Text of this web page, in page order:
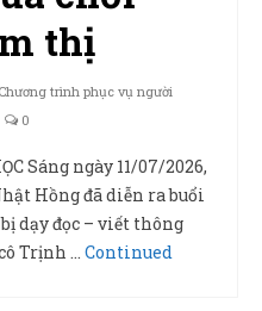
thị
Chương trình phục vụ người
0
Sáng ngày 11/07/2026,
Hồng đã diễn ra buổi
dạy đọc – viết thông
Trịnh … Continued